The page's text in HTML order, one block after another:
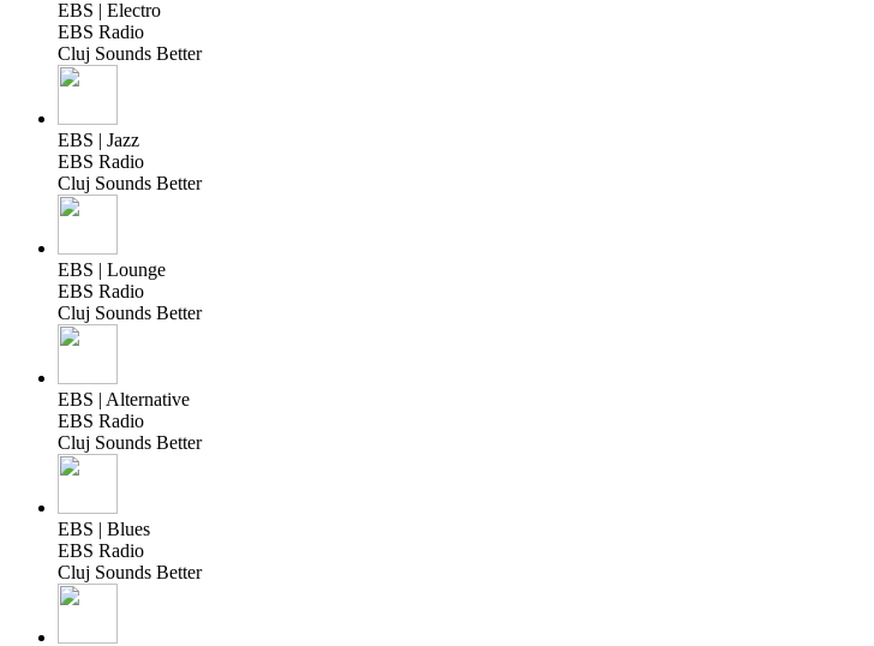
EBS | Electro
EBS Radio
Cluj Sounds Better
EBS | Jazz
EBS Radio
Cluj Sounds Better
EBS | Lounge
EBS Radio
Cluj Sounds Better
EBS | Alternative
EBS Radio
Cluj Sounds Better
EBS | Blues
EBS Radio
Cluj Sounds Better